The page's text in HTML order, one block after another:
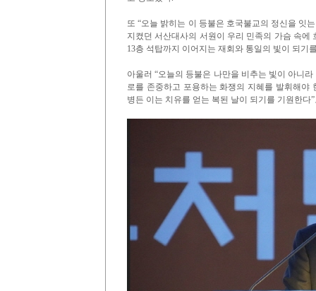
또 “오늘 밝히는 이 등불은 호국불교의 정신을 잇
지켰던 서산대사의 서원이 우리 민족의 가슴 속에
13층 석탑까지 이어지는 재회와 통일의 빛이 되기
아울러 “오늘의 등불은 나만을 비추는 빛이 아니
로를 존중하고 포용하는 화쟁의 지혜를 발휘해야
병든 이는 치유를 얻는 복된 날이 되기를 기원한다